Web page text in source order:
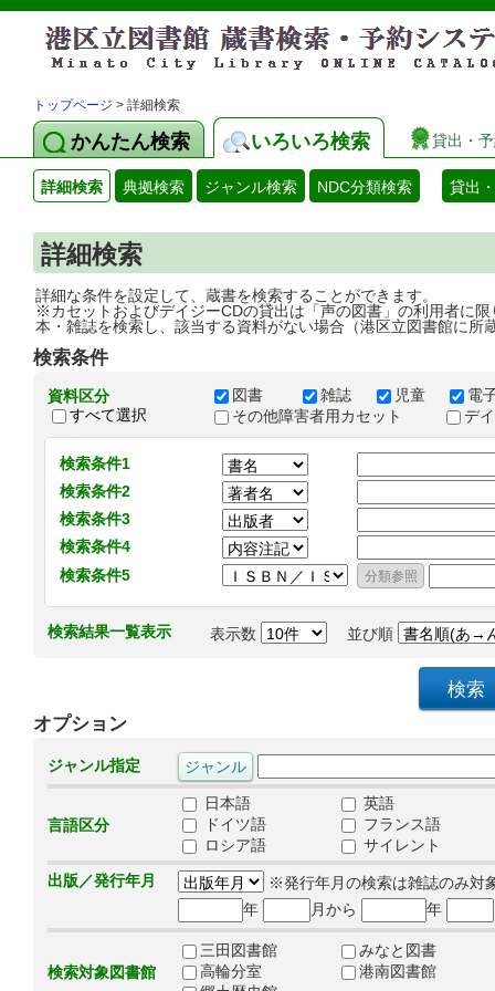
トップページ > 詳細検索
かんたん検索 いろいろ検索 貸出・
詳細検索 典拠検索 ジャンル検索 NDC分類検索 貸出
詳細検索
詳細な条件を設定して、蔵書を検索することができます。
※カセットおよびデイジーCDの貸出は「声の図書」の利用者に限
本・雑誌を検索し、該当する資料がない場合（港区立図書館に所
検索条件
資料区分
すべて選択
図書 雑誌 児童
電
その他障害者用カセット
デ
検索条件1
検索条件2
検索条件3
検索条件4
検索条件5
検索結果一覧表示 表示数 並び順
オプション
ジャンル指定
言語区分
日本語
英語
ドイツ語
フランス語
ロシア語
サイレント
出版／発行年月
※発行年月の検索は雑誌のみ対
年
月から 年
検索対象図書館
三田図書館
みなと図書
高輪分室
港南図書館